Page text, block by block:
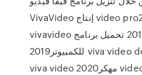
VivaVideo إنتاج video pro2019 تحميل برنامج
vivavideo مهكر 2018 تحميل برنامج vivavideo
للكمبيوتر2019 viva video download for pc2019
viva video مهكر2020 videoshow 2019 تنزيل محرر